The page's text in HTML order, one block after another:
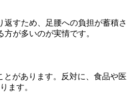
すため、足腰への負担が蓄積さ
が多いのが実情です。
があります。反対に、食品や医
ます。